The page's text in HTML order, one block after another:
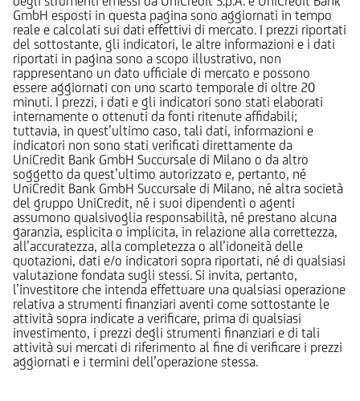
GmbH esposti in questa pagina sono aggiornati in tempo
reale e calcolati sui dati effettivi di mercato. I prezzi riportati
del sottostante, gli indicatori, le altre informazioni e i dati
riportati in pagina sono a scopo illustrativo, non
rappresentano un dato ufficiale di mercato e possono
essere aggiornati con uno scarto temporale di oltre 20
minuti. I prezzi, i dati e gli indicatori sono stati elaborati
internamente o ottenuti da fonti ritenute affidabili;
tuttavia, in quest’ultimo caso, tali dati, informazioni e
indicatori non sono stati verificati direttamente da
UniCredit Bank GmbH Succursale di Milano o da altro
soggetto da quest’ultimo autorizzato e, pertanto, né
UniCredit Bank GmbH Succursale di Milano, né altra società
del gruppo UniCredit, né i suoi dipendenti o agenti
assumono qualsivoglia responsabilità, né prestano alcuna
garanzia, esplicita o implicita, in relazione alla correttezza,
all’accuratezza, alla completezza o all’idoneità delle
quotazioni, dati e/o indicatori sopra riportati, né di qualsiasi
valutazione fondata sugli stessi. Si invita, pertanto,
l’investitore che intenda effettuare una qualsiasi operazione
relativa a strumenti finanziari aventi come sottostante le
attività sopra indicate a verificare, prima di qualsiasi
investimento, i prezzi degli strumenti finanziari e di tali
attività sui mercati di riferimento al fine di verificare i prezzi
aggiornati e i termini dell’operazione stessa.